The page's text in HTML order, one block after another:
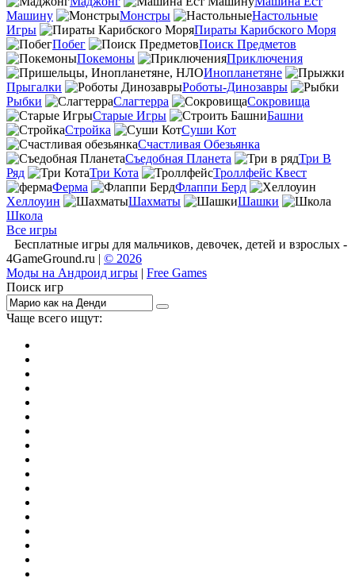
Машину
Монстры
Настольные
Игры
Пираты Карибского Моря
Побег
Поиск Предметов
Покемоны
Приключения
Инопланетяне
Прыгалки
Роботы-Динозавры
Рыбки
Слагтерра
Сокровища
Старые Игры
Башни
Стройка
Суши Кот
Счастливая Обезьянка
Съедобная Планета
Три В
Ряд
Три Кота
Троллфейс Квест
Ферма
Флаппи Берд
Хеллоуин
Шахматы
Шашки
Школа
Все игры
Бесплатные игры для мальчиков, девочек, детей и взрослых -
4GameGround.ru | © 2026
Моды на Андроид игры | Free Games
Поиск игр
Чаще всего ищут: